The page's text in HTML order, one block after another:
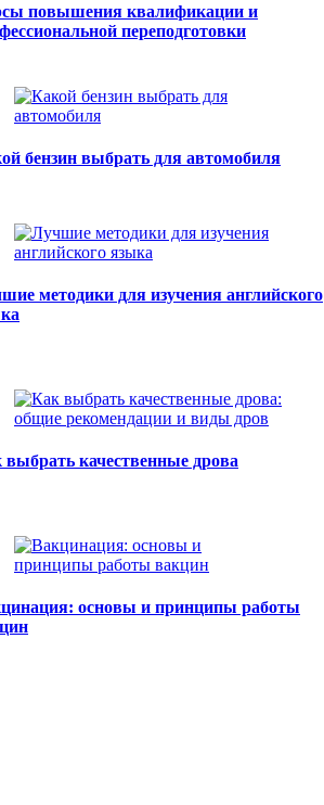
повышения квалификации и
переподготовки
бензин выбрать для автомобиля
методики для изучения английского
выбрать качественные дрова
основы и принципы работы